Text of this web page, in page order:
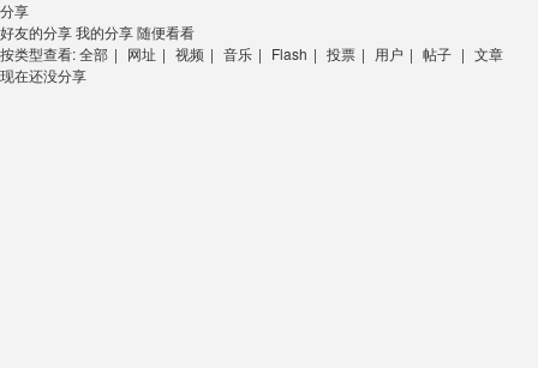
分享
好友的分享我的分享随便看看
按类型查看:全部 | 网址 | 视频 | 音乐 | Flash | 投票 | 用户 | 帖子 | 文章
现在还没分享